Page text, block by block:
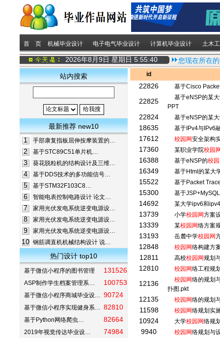
首 页 机械毕业设计 电子电气毕业设计 计算机毕业设计 土木
2026年8月9日 星期日 5:55:41
您现在所在
站内搜索
最新推荐 new10
1
手部康复指板屈伸按摩装置的…
2 基于STC89C51单片机…
3 葵花脱粒机的结构设计及三维…
4 基于DDS技术的多功能信号…
5 基于STM32F103C8…
6 智能电表控制电路设计 论文…
7 家用光伏发电系统逆变电源设…
8 家用光伏发电系统逆变电源设…
9 家用光伏发电系统逆变电源设…
10 钢筋调直机机械结构设计 说…
热门设计 top10
基于微信小程序的图书管理 131526
ASP制作学生档案管理系… 100753
基于微信小程序商城毕业设… 90724
基于微信小程序实现健身系… 82810
基于Python网络爬虫… 82664
2019年视觉传达毕业设… 74984
id
22826 基于Cisco
22825
基于eNSP的某
PPT
22824 基于eNSP的某
18635 基于IPv4与IPv6
17612 校园网安全架构
17360 某职业学院校园
16388 基于eNSP的校
16349 基于Html的某大
15522 基于Packet
15300 基于
14692 某大学ipv6和
13739 小学校园网方案
13339 某校园网络方案
13193 岳麓中学校园网
12848 校园网络构建方
12811 高校校园网规划
12810 校园网络工程规
12136 校园网络的规划
扑图.pkt
12135 校园网络的规划
11598 校园网络规划实
10924 大学校园网络规
9940 校园网络规划与